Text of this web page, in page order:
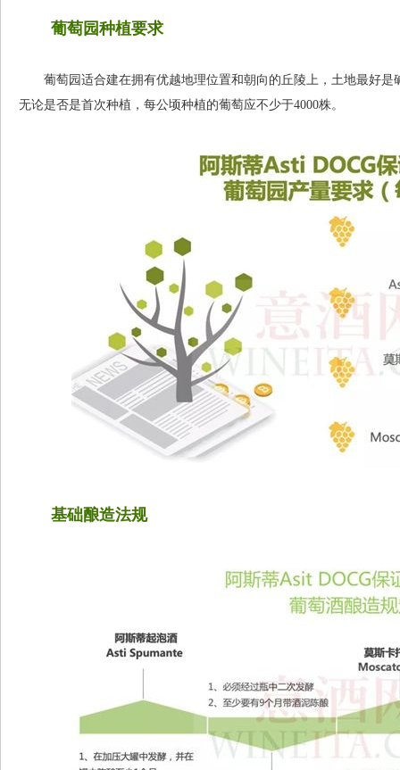
葡萄园种植要求
葡萄园适合建在拥有优越地理位置和朝向的丘陵上，土地最好是
无论是否是首次种植，每公顷种植的葡萄应不少于4000株。
基础酿造法规